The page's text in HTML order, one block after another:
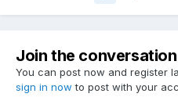
Join the conversation
You can post now and register
sign in now to post with your